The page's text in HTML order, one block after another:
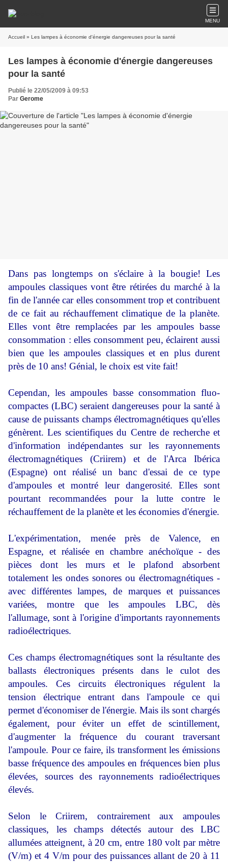
MENU
Accueil » Les lampes à économie d'énergie dangereuses pour la santé
Les lampes à économie d'énergie dangereuses
pour la santé
Publié le 22/05/2009 à 09:53
Par Gerome
Dans pas longtemps on s'éclaire à la bougie! Les
ampoules classiques vont être rétirées du marché à la
fin de l'année car elles consomment trop et contribuent
de ce fait au réchauffement climatique de la planète.
Elles vont être remplacées par les ampoules basse
consommation : elles consomment peu, éclairent aussi
bien que les ampoules classiques et en plus durent
près de 10 ans! Génial, le choix est vite fait!
Cependan, les ampoules basse consommation fluo-
compactes (LBC) seraient dangereuses pour la santé à
cause de puissants champs électromagnétiques qu'elles
génèrent. Les scientifiques du Centre de recherche et
d'information indépendantes sur les rayonnements
électromagnétiques (Criirem) et de l'Arca Ibérica
(Espagne) ont réalisé un banc d'essai de ce type
d'ampoules et montré leur dangerosité. Elles sont
pourtant recommandées pour la lutte contre le
réchauffement de la planète et les économies d'énergie.
L'expérimentation, menée près de Valence, en
Espagne, et réalisée en chambre anéchoïque - des
pièces dont les murs et le plafond absorbent
totalement les ondes sonores ou électromagnétiques -
avec différentes lampes, de marques et puissances
variées, montre que les ampoules LBC, dès
l'allumage, sont à l'origine d'importants rayonnements
radioélectriques.
Ces champs électromagnétiques sont la résultante des
ballasts électroniques présents dans le culot des
ampoules. Ces circuits électroniques régulent la
tension électrique entrant dans l'ampoule ce qui
permet d'économiser de l'énergie. Mais ils sont chargés
également, pour éviter un effet de scintillement,
d'augmenter la fréquence du courant traversant
l'ampoule. Pour ce faire, ils transforment les émissions
basse fréquence des ampoules en fréquences bien plus
élevées, sources des rayonnements radioélectriques
élevés.
Selon le Criirem, contrairement aux ampoules
classiques, les champs détectés autour des LBC
allumées atteignent, à 20 cm, entre 180 volt par mètre
(V/m) et 4 V/m pour des puissances allant de 20 à 11